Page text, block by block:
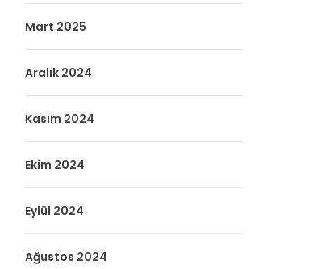
Mart 2025
Aralık 2024
Kasım 2024
Ekim 2024
Eylül 2024
Ağustos 2024